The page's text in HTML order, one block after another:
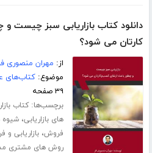
دانلود کتاب بازاریابی سبز چیست
کارتان می شود؟
از: مهران منصوری
موضوع:کتاب‌های
۳۹ صفحه
برچسب‌ها:کتاب
های بازاریابی،
فروش،بازاریابی و
روش های مشتری